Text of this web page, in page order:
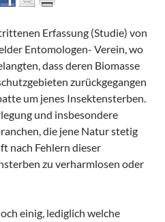
Erfassung (Studie) von
Entomologen- Verein, wo
dass deren Biomasse
zurückgegangen
um jenes Insektensterben.
und insbesondere
die jene Natur stetig
nach Fehlern dieser
zu verharmlosen oder
einig, lediglich welche